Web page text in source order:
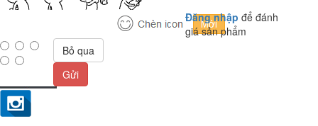
Đăng nhập để đánh
giá sản phẩm
Bỏ qua
Gửi